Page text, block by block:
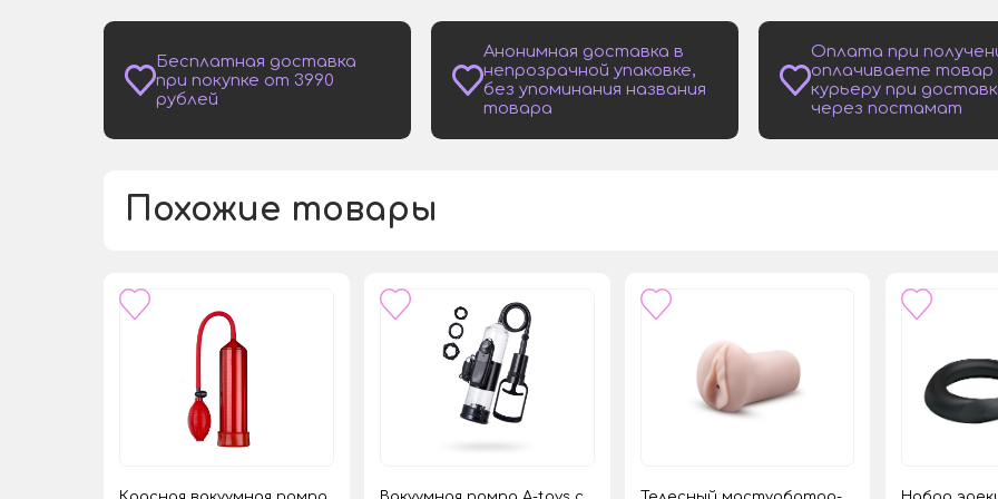
Бесплатная доставка
при покупке от 3990
рублей
Анонимная доставка в
непрозрачной упаковке,
без упоминания названия
товара
Оплата при
оплачиваете товар
курьеру при
через постамат
Похожие товары